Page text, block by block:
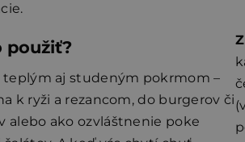
použiť?
teplým aj studeným pokrmom –
k ryži a rezancom, do burgerov či
alebo ako ozvláštnenie poke